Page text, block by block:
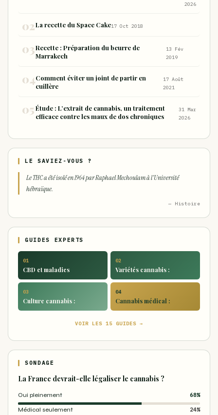
2026
La recette du Space Cake17 Oct 2018
Recette : Préparation du beurre de
Marrakech
13 Fév
2019
Comment éviter un joint de partir en
cuillère
17 Août
2021
Étude : L’extrait de cannabis, un traitement
efficace contre les maux de dos chroniques
31 Mar
2026
LE SAVIEZ-VOUS ?
Le THC a été isolé en 1964 par Raphael Mechoulam à l'Université
hébraïque.
— Histoire
GUIDES EXPERTS
01
CBD et maladies
02
Variétés cannabis :
03
Culture cannabis :
04
Cannabis médical :
VOIR LES 15 GUIDES →
SONDAGE
La France devrait-elle légaliser le cannabis ?
Oui pleinement 68%
Médical seulement 24%